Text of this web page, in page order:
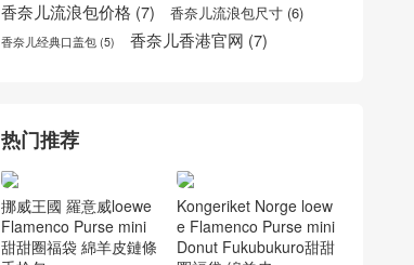
香奈儿Gabrielle流浪包(5) 香奈儿口盖包(9)
香奈儿口盖包价格 (5) 香奈儿口盖包配手柄(5)
香奈儿经典口盖包
热门推荐